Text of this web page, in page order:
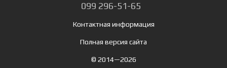
099 296-51-65
Контактная информация
Полная версия сайта
© 2014—2026